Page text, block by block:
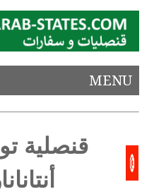
MENU
قنصلية